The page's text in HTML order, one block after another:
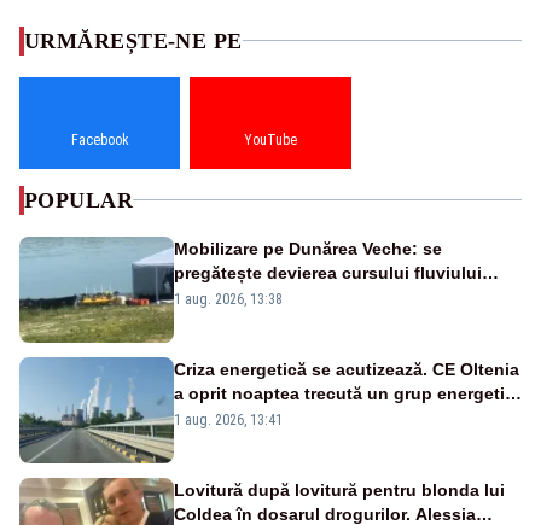
URMĂREȘTE-NE PE
Facebook YouTube
POPULAR
Mobilizare pe Dunărea Veche: se
pregătește devierea cursului fluviului
către Cernavodă – VIDEO
1 aug. 2026, 13:38
Criza energetică se acutizează. CE Oltenia
a oprit noaptea trecută un grup energetic
de la Rovinari
1 aug. 2026, 13:41
Lovitură după lovitură pentru blonda lui
Coldea în dosarul drogurilor. Alessia